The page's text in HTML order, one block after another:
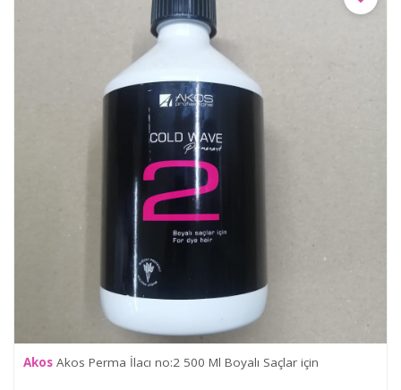
Akos Akos Perma İlacı no:2 500 Ml Boyalı Saçlar için